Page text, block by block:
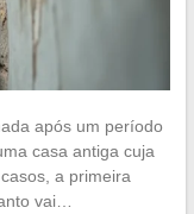
após um período
casa antiga cuja
a primeira
vai…